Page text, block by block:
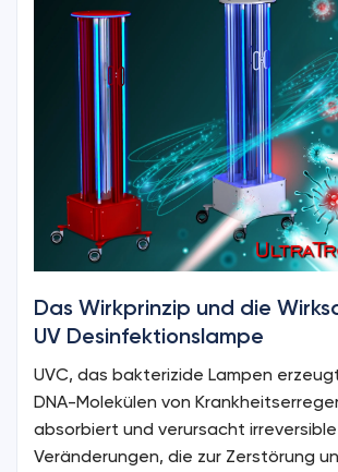
Das Wirkprinzip und die
UV Desinfektionslampe
UVC, das bakterizide Lampen
DNA-Molekülen von
absorbiert und verursacht irreversible
Veränderungen, die zur Zerstörung